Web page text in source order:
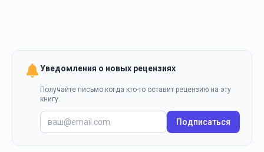
Уведомления о новых рецензиях
Получайте письмо когда кто-то оставит рецензию на эту
книгу.
Подписаться